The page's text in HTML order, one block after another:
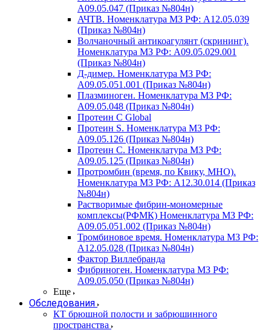
A09.05.047 (Приказ №804н)
АЧТВ. Номенклатура МЗ РФ: A12.05.039
(Приказ №804н)
Волчаночный антикоагулянт (скрининг).
Номенклатура МЗ РФ: A09.05.029.001
(Приказ №804н)
Д-димер. Номенклатура МЗ РФ:
A09.05.051.001 (Приказ №804н)
Плазминоген. Номенклатура МЗ РФ:
A09.05.048 (Приказ №804н)
Протеин C Global
Протеин S. Номенклатура МЗ РФ:
A09.05.126 (Приказ №804н)
Протеин С. Номенклатура МЗ РФ:
A09.05.125 (Приказ №804н)
Протромбин (время, по Квику, МНО).
Номенклатура МЗ РФ: A12.30.014 (Приказ
№804н)
Растворимые фибрин-мономерные
комплексы(РФМК) Номенклатура МЗ РФ:
A09.05.051.002 (Приказ №804н)
Тромбиновое время. Номенклатура МЗ РФ:
A12.05.028 (Приказ №804н)
Фактор Виллебранда
Фибриноген. Номенклатура МЗ РФ:
A09.05.050 (Приказ №804н)
Еще
Обследования
КТ брюшной полости и забрюшинного
пространства